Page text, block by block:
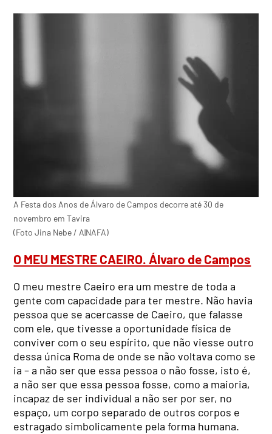
A Festa dos Anos de Álvaro de Campos decorre até 30 de
novembro em Tavira
(Foto Jina Nebe / A|NAFA)
O MEU MESTRE CAEIRO. Álvaro de Campos
O meu mestre Caeiro era um mestre de toda a
gente com capacidade para ter mestre. Não havia
pessoa que se acercasse de Caeiro, que falasse
com ele, que tivesse a oportunidade física de
conviver com o seu espírito, que não viesse outro
dessa única Roma de onde se não voltava como se
ia – a não ser que essa pessoa o não fosse, isto é,
a não ser que essa pessoa fosse, como a maioria,
incapaz de ser individual a não ser por ser, no
espaço, um corpo separado de outros corpos e
estragado simbolicamente pela forma humana.